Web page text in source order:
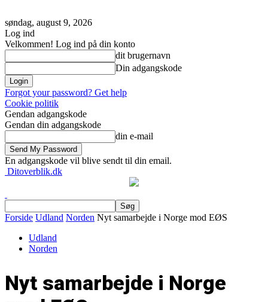
søndag, august 9, 2026
Log ind
Velkommen! Log ind på din konto
dit brugernavn
Din adgangskode
Forgot your password? Get help
Cookie politik
Gendan adgangskode
Gendan din adgangskode
din e-mail
En adgangskode vil blive sendt til din email.
Ditoverblik.dk
Forside Udland Norden Nyt samarbejde i Norge mod EØS
Udland
Norden
Nyt samarbejde i Norge